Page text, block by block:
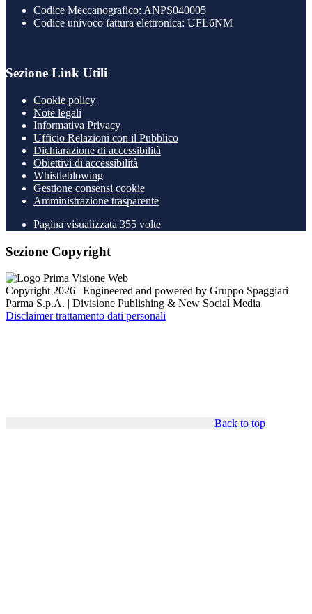
Codice Meccanografico: ANPS040005
Codice univoco fattura elettronica: UFL6NM
Sezione Link Utili
Cookie policy
Note legali
Informativa Privacy
Ufficio Relazioni con il Pubblico
Dichiarazione di accessibilità
Obiettivi di accessibilità
Whistleblowing
Gestione consensi cookie
Amministrazione trasparente
Pagina visualizzata 355 volte
Sezione Copyright
Copyright 2026 | Engineered and powered by Gruppo Spaggiari
Parma S.p.A. | Divisione Publishing & New Social Media
Disclaimer trattamento dati personali
Back to top